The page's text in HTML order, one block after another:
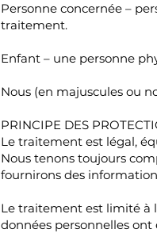
Personne concernée –
traitement.
Enfant – une personne
Nous (en majuscules ou
PRINCIPE DES
Le traitement est légal,
Nous tenons toujours
fournirons des
Le traitement est limité à
données personnelles ont